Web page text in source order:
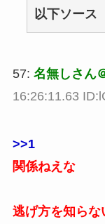
以下ソース
57: 名無しさん
16:26:11.63
>>1
関係ねえな
逃げ方を知らな